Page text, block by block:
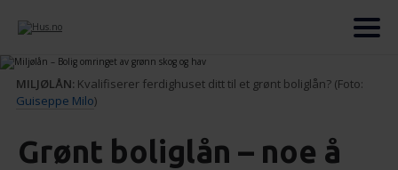
MILJØLÅN: Kvalifiserer ferdighuset ditt til et grønt boliglån? (Foto:
Guiseppe Milo)
Grønt boliglån – noe å